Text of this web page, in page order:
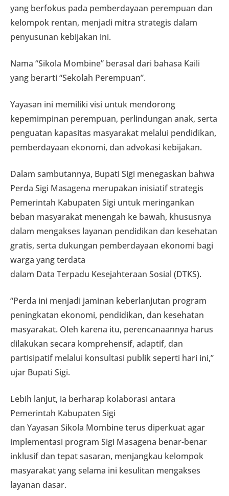
yang berfokus pada pemberdayaan perempuan dan
kelompok rentan, menjadi mitra strategis dalam
penyusunan kebijakan ini.
Nama “Sikola Mombine” berasal dari bahasa Kaili
yang berarti “Sekolah Perempuan”.
Yayasan ini memiliki visi untuk mendorong
kepemimpinan perempuan, perlindungan anak, serta
penguatan kapasitas masyarakat melalui pendidikan,
pemberdayaan ekonomi, dan advokasi kebijakan.
Dalam sambutannya, Bupati Sigi menegaskan bahwa
Perda Sigi Masagena merupakan inisiatif strategis
Pemerintah Kabupaten Sigi untuk meringankan
beban masyarakat menengah ke bawah, khususnya
dalam mengakses layanan pendidikan dan kesehatan
gratis, serta dukungan pemberdayaan ekonomi bagi
warga yang terdata
dalam Data Terpadu Kesejahteraan Sosial (DTKS).
“Perda ini menjadi jaminan keberlanjutan program
peningkatan ekonomi, pendidikan, dan kesehatan
masyarakat. Oleh karena itu, perencanaannya harus
dilakukan secara komprehensif, adaptif, dan
partisipatif melalui konsultasi publik seperti hari ini,”
ujar Bupati Sigi.
Lebih lanjut, ia berharap kolaborasi antara
Pemerintah Kabupaten Sigi
dan Yayasan Sikola Mombine terus diperkuat agar
implementasi program Sigi Masagena benar-benar
inklusif dan tepat sasaran, menjangkau kelompok
masyarakat yang selama ini kesulitan mengakses
layanan dasar.